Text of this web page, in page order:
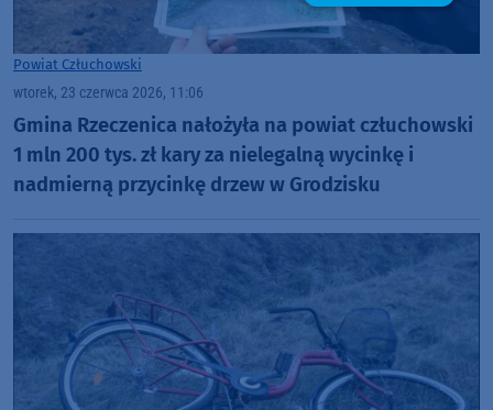
Powiat Człuchowski
wtorek, 23 czerwca 2026, 11:06
Gmina Rzeczenica nałożyła na powiat człuchowski
1 mln 200 tys. zł kary za nielegalną wycinkę i
nadmierną przycinkę drzew w Grodzisku